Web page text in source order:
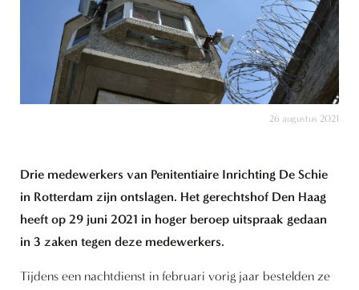
26 augustus 2021
Drie medewerkers van Penitentiaire Inrichting De Schie
in Rotterdam zijn ontslagen. Het gerechtshof Den Haag
heeft op 29 juni 2021 in hoger beroep uitspraak gedaan
in 3 zaken tegen deze medewerkers.
Tijdens een nachtdienst in februari vorig jaar bestelden ze